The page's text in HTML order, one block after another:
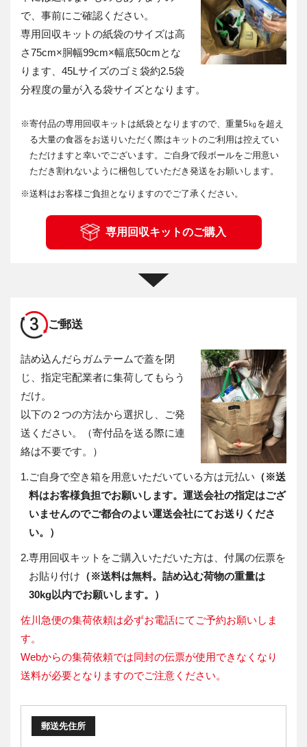
で、事前にご確認ください。
専用回収キットの紙袋のサイズは高
さ75cm×胴幅99cm×幅底50cmとな
ります、45Lサイズのゴミ袋約2.5袋
分程度の量が入る袋サイズとなります。
※寄付品の専用回収キットは紙袋となりますので、重量5㎏を超え
る大量の食器をお送りいただく際はキットのご利用は控えてい
ただけますと幸いでございます。ご自身で段ボールをご用意い
ただき割れないように梱包していただき発送をお願いします。
※送料はお客様ご負担となりますのでご了承ください。
専用回収キットのご購入
3 ご郵送
詰め込んだらガムテームで蓋を閉
じ、指定宅配業者に集荷してもらう
だけ。
以下の２つの方法から選択し、ご発
送ください。（寄付品を送る際に連
絡は不要です。）
1.ご自身で空き箱を用意いただいている方は元払い （※送
料はお客様負担でお願いします。運送会社の指定はござ
いませんのでご都合のよい運送会社にてお送りくださ
い。）
2.専用回収キットをご購入いただいた方は、付属の伝票を
お貼り付け （※送料は無料。詰め込む荷物の重量は
30kg以内でお願いします。）
佐川急便の集荷依頼は必ずお電話にてご予約お願いしま
す。
Webからの集荷依頼では同封の伝票が使用できなくなり
送料が必要となりますのでご注意ください。
郵送先住所